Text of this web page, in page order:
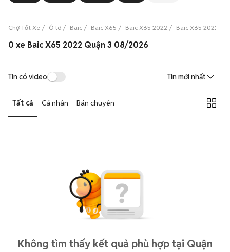
Chợ Tốt Xe Ô tô Baic Baic X65 Baic X65 2022 Baic X65 2022 Tp
0 xe Baic X65 2022 Quận 3 08/2026
Tin có video Tin mới nhất
Tất cả Cá nhân Bán chuyên
Không tìm thấy kết quả phù hợp tại Quận